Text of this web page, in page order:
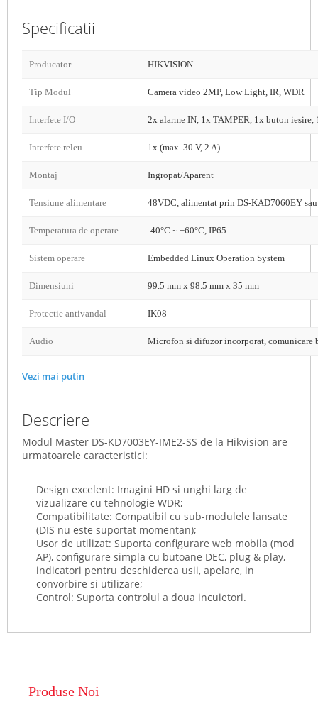
Specificatii
Producator HIKVISION
Tip Modul Camera video 2MP, Low Light, IR, WDR
Interfete I/O 2x alarme IN, 1x TAMPER, 1x buton
Interfete releu 1x (max. 30 V, 2 A)
Montaj Ingropat/Aparent
Tensiune alimentare 48VDC, alimentat prin DS-KAD7060EY
Temperatura de operare -40°C ~ +60°C, IP65
Sistem operare Embedded Linux Operation System
Dimensiuni 99.5 mm x 98.5 mm x 35 mm
Protectie antivandal IK08
Audio Microfon si difuzor incorporat, comunicare
Vezi mai putin
Descriere
Modul Master DS-KD7003EY-IME2-SS de la Hikvision are
urmatoarele caracteristici:
Design excelent: Imagini HD si unghi larg de
vizualizare cu tehnologie WDR;
Compatibilitate: Compatibil cu sub-modulele lansate
(DIS nu este suportat momentan);
Usor de utilizat: Suporta configurare web mobila (mod
AP), configurare simpla cu butoane DEC, plug & play,
indicatori pentru deschiderea usii, apelare, in
convorbire si utilizare;
Control: Suporta controlul a doua incuietori.
Produse Noi